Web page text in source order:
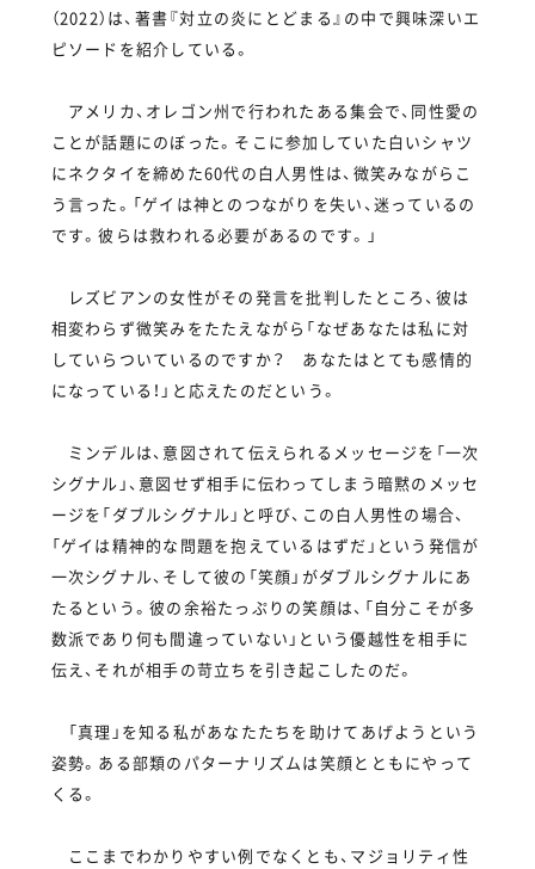
（2022）は、著書『対立の炎にとどまる』の中で興味深いエ
ピソードを紹介している。
アメリカ、オレゴン州で行われたある集会で、同性愛の
ことが話題にのぼった。そこに参加していた白いシャツ
にネクタイを締めた60代の白人男性は、微笑みながらこ
う言った。「ゲイは神とのつながりを失い、迷っているの
です。彼らは救われる必要があるのです。」
レズビアンの女性がその発言を批判したところ、彼は
相変わらず微笑みをたたえながら「なぜあなたは私に対
していらついているのですか？ あなたはとても感情的
になっている！」と応えたのだという。
ミンデルは、意図されて伝えられるメッセージを「一次
シグナル」、意図せず相手に伝わってしまう暗黙のメッセ
ージを「ダブルシグナル」と呼び、この白人男性の場合、
「ゲイは精神的な問題を抱えているはずだ」という発信が
一次シグナル、そして彼の「笑顔」がダブルシグナルにあ
たるという。彼の余裕たっぷりの笑顔は、「自分こそが多
数派であり何も間違っていない」という優越性を相手に
伝え、それが相手の苛立ちを引き起こしたのだ。
「真理」を知る私があなたたちを助けてあげようという
姿勢。ある部類のパターナリズムは笑顔とともにやって
くる。
ここまでわかりやすい例でなくとも、マジョリティ性